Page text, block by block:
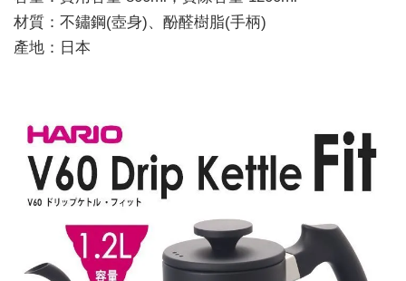
材質：不鏽鋼(壺身)、酚醛樹脂(手柄)
產地：日本